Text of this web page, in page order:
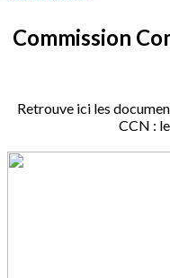
Commission
Retrouve ici les
CCN :